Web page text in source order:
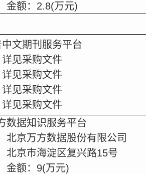
金额： 2.8(万元)
文期刊服务平台
见采购文件
见采购文件
见采购文件
见采购文件
数据知识服务平台
北京万方数据股份有限公司
北京市海淀区复兴路15号
金额： 9(万元)